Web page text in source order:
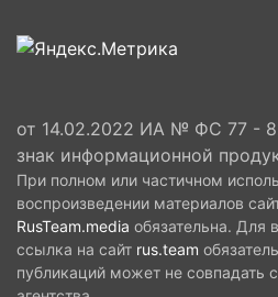
от 14.02.2022 ИА № ФС 77 -
знак информационной
При полном или частичном
воспроизведении материалов
RusTeam.media обязательна. Для
ссылка на сайт rus.team
публикаций может не совпадать